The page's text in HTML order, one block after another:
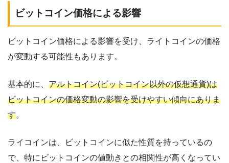
ビットコイン価格による影響
ビットコイン価格による影響を受け、ライトコインの価格
が変動する可能性もあります。
基本的に、 アルトコイン(ビットコイン以外の仮想通貨)は
ビットコインの価格変動の影響を受けやすい傾向にありま
す。
ライコインは、ビットコインに似た性質を持っているの
で、特にビットコインの値動きとの相関性が高くなってい